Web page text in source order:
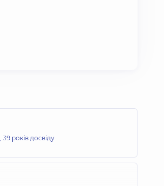
39 років досвіду